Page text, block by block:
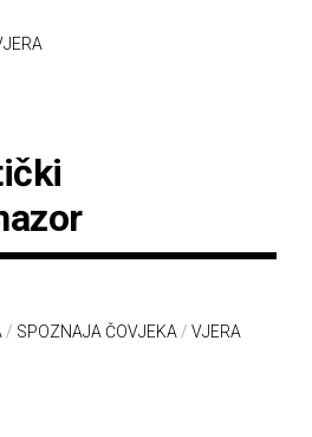
/ SPOZNAJA ČOVJEKA / VJERA